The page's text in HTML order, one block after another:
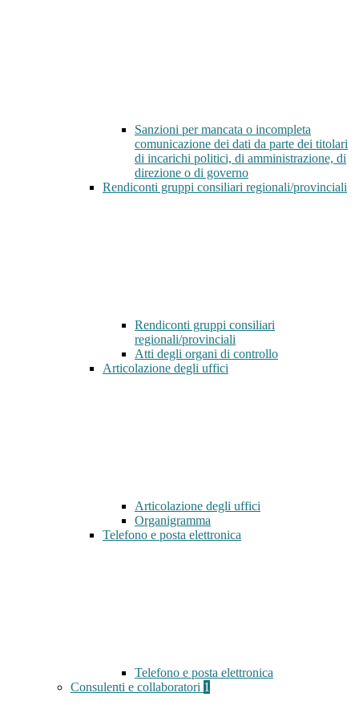
Sanzioni per mancata o incompleta
comunicazione dei dati da parte dei titolari
di incarichi politici, di amministrazione, di
direzione o di governo
Rendiconti gruppi consiliari regionali/provinciali
Rendiconti gruppi consiliari
regionali/provinciali
Atti degli organi di controllo
Articolazione degli uffici
Articolazione degli uffici
Organigramma
Telefono e posta elettronica
Telefono e posta elettronica
Consulenti e collaboratori 1